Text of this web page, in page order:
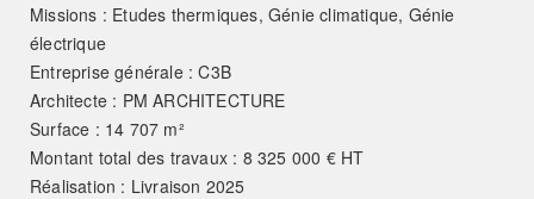
Missions : Etudes thermiques, Génie climatique, Génie
électrique
Entreprise générale : C3B
Architecte : PM ARCHITECTURE
Surface : 14 707 m²
Montant total des travaux : 8 325 000 € HT
Réalisation : Livraison 2025